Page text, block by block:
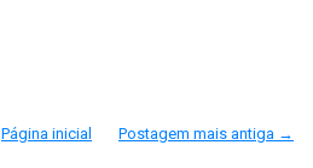
Postagem mais antiga →
Página inicial